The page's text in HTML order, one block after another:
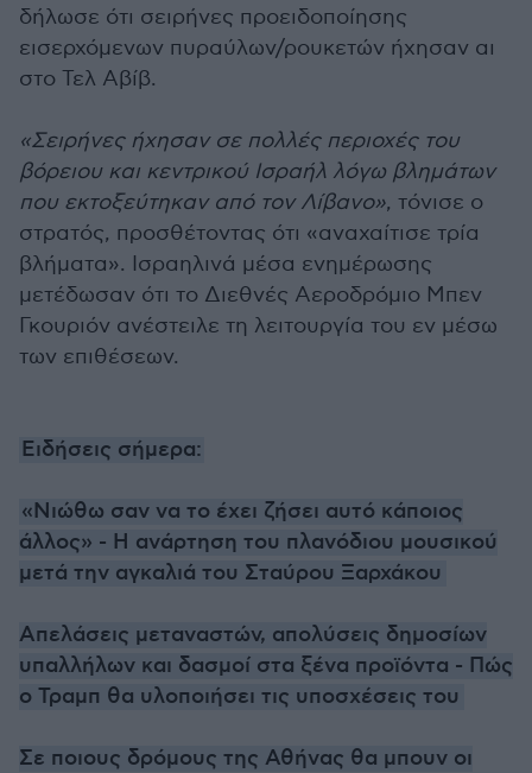
δήλωσε ότι σειρήνες προειδοποίησης
εισερχόμενων πυραύλων/ρουκετών ήχησαν αι
στο Τελ Αβίβ.
«Σειρήνες ήχησαν σε πολλές περιοχές του
βόρειου και κεντρικού Ισραήλ λόγω βλημάτων
που εκτοξεύτηκαν από τον Λίβανο», τόνισε ο
στρατός, προσθέτοντας ότι «αναχαίτισε τρία
βλήματα». Ισραηλινά μέσα ενημέρωσης
μετέδωσαν ότι το Διεθνές Αεροδρόμιο Μπεν
Γκουριόν ανέστειλε τη λειτουργία του εν μέσω
των επιθέσεων.
Ειδήσεις σήμερα:
«Νιώθω σαν να το έχει ζήσει αυτό κάποιος
άλλος» - Η ανάρτηση του πλανόδιου μουσικού
μετά την αγκαλιά του Σταύρου Ξαρχάκου
Απελάσεις μεταναστών, απολύσεις δημοσίων
υπαλλήλων και δασμοί στα ξένα προϊόντα - Πώς
ο Τραμπ θα υλοποιήσει τις υποσχέσεις του
Σε ποιους δρόμους της Αθήνας θα μπουν οι